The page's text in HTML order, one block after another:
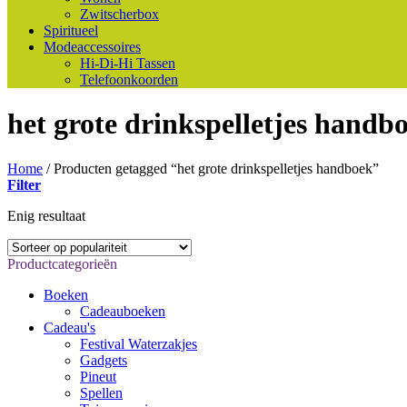
Zwitscherbox
Spiritueel
Modeaccessoires
Hi-Di-Hi Tassen
Telefoonkoorden
het grote drinkspelletjes
Home /Producten getagged “het grote drinkspelletjes handboek”
Filter
Enig resultaat
Productcategorieën
Boeken
Cadeauboeken
Cadeau's
Festival Waterzakjes
Gadgets
Pineut
Spellen